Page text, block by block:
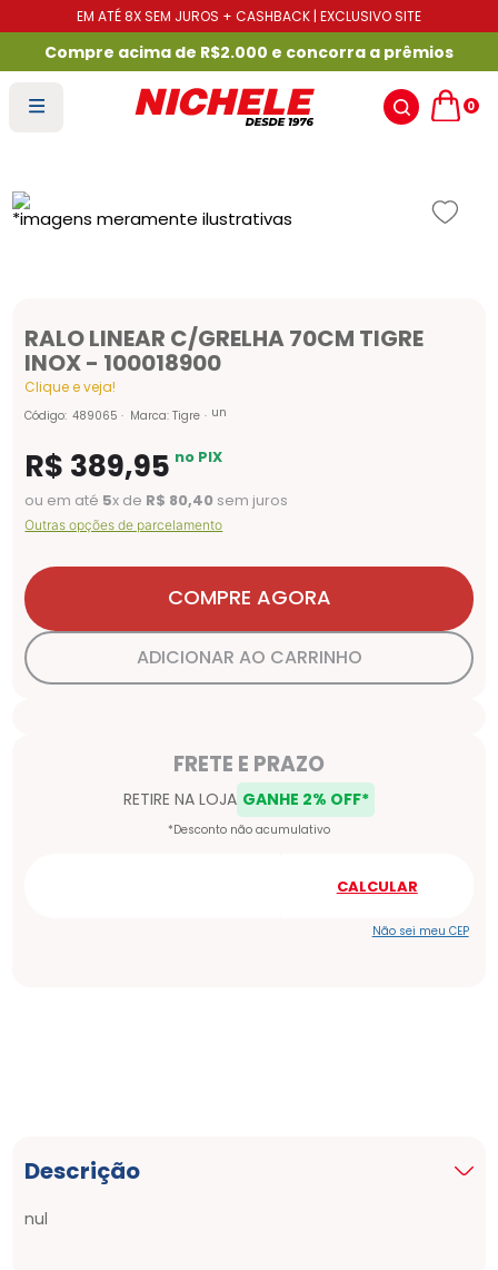
EM ATÉ 8X SEM JUROS + CASHBACK | EXCLUSIVO SITE
Compre acima de R$2.000 e concorra a prêmios
0
RALO LINEAR C/GRELHA 70CM TIGRE
INOX - 100018900
Clique e veja!
Código: 489065 Marca:Tigre un
R$ 389,95 no PIX
ou em até 5x de R$ 80,40 sem juros
Outras opções de parcelamento
COMPRE AGORA
ADICIONAR AO CARRINHO
Não sei meu CEP
Descrição
nul